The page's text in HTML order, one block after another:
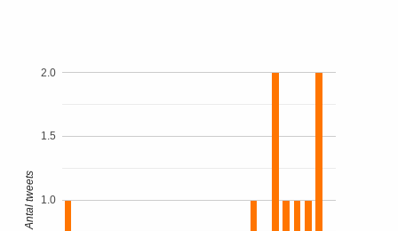
1.0
1.5
2.0
Antal tweets